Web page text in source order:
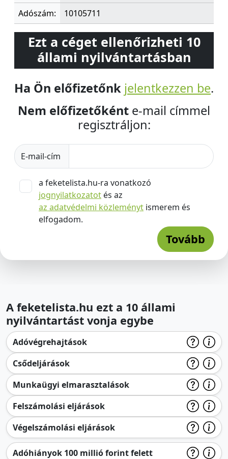
Adószám:
10105711
Ezt a céget ellenőrizheti 10
állami nyilvántartásban
Ha Ön előfizetőnk jelentkezzen be.
Nem előfizetőként e-mail címmel
regisztráljon:
E-mail-cím
a feketelista.hu-ra vonatkozó
jognyilatkozatot és az
az adatvédelmi közleményt ismerem és
elfogadom.
Tovább
A feketelista.hu ezt a 10 állami
nyilvántartást vonja egybe
Adóvégrehajtások
Csődeljárások
Munkaügyi elmarasztalások
Felszámolási eljárások
Végelszámolási eljárások
Adóhiányok 100 millió forint felett